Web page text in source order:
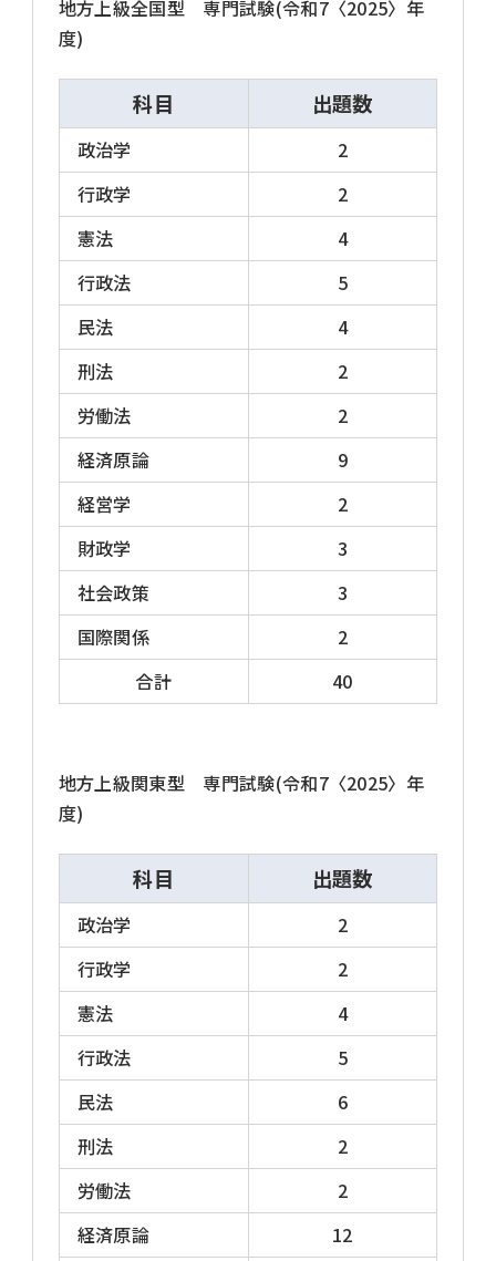
地方上級全国型 専門試験(令和7〈2025〉年
度)
科目 出題数
政治学
2
行政学
2
憲法
4
行政法
5
民法
4
刑法
2
労働法
2
経済原論
9
経営学
2
財政学
3
社会政策
3
国際関係
2
合計
40
地方上級関東型 専門試験(令和7〈2025〉年
度)
科目 出題数
政治学
2
行政学
2
憲法
4
行政法
5
民法
6
刑法
2
労働法
2
経済原論
12